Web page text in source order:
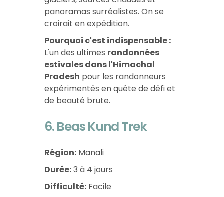
panoramas surréalistes. On se
croirait en expédition.
Pourquoi c'est indispensable :
L'un des ultimes randonnées
estivales dans l'Himachal
Pradesh pour les randonneurs
expérimentés en quête de défi et
de beauté brute.
6. Beas Kund Trek
Région: Manali
Durée:3 à 4 jours
Difficulté: Facile